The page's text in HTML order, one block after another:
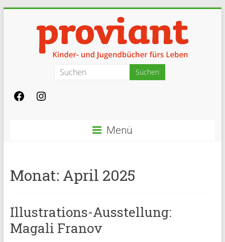
Proviant
Kinderbücher
Basel
Menü
Monat: April 2025
Illustrations-Ausstellung:
Magali Franov